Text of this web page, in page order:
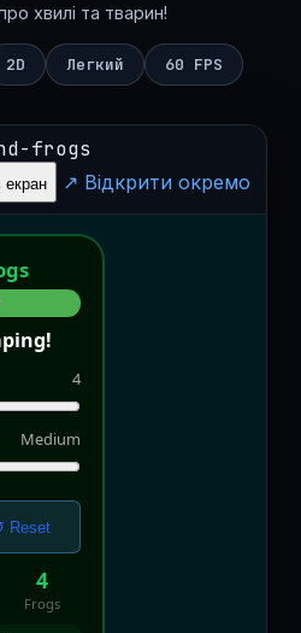
хвилі та тварин!
2D Легкий 60 FPS
frogs
↗ Відкрити окремо